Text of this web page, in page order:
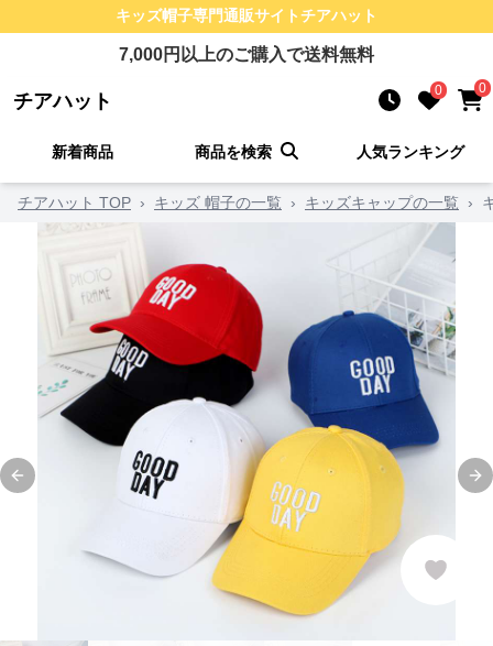
キッズ帽子専門通販サイトチアハット
7,000円以上のご購入で送料無料
チアハット 0 0
新着商品 商品を検索 人気ランキング
チアハット TOP › キッズ 帽子の一覧 › キッズキャップの一覧 ›
Previous slide